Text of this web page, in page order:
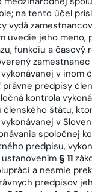
na tento účel
vydá
uvedie jeho meno,
funkciu a časový
v inom
predpisy
kontrola
členského štátu,
v
spoločnej
predpisu,
§ 11
a nesmie
predpisov